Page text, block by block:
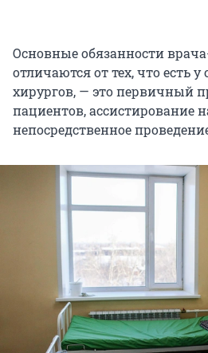
Основные обязанности
отличаются от тех, что есть
хирургов, — это первичный
пациентов, ассистирование
непосредственное